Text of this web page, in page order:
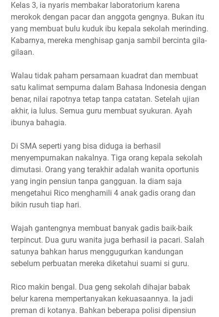
Kelas 3, ia nyaris membakar laboratorium karena
merokok dengan pacar dan anggota gengnya. Bukan itu
yang membuat bulu kuduk ibu kepala sekolah merinding.
Kabarnya, mereka menghisap ganja sambil bercinta gila-
gilaan.
Walau tidak paham persamaan kuadrat dan membuat
satu kalimat sempurna dalam Bahasa Indonesia dengan
benar, nilai rapotnya tetap tanpa catatan. Setelah ujian
akhir, ia lulus. Semua guru membuat syukuran. Ayah
ibunya bahagia.
Di SMA seperti yang bisa diduga ia berhasil
menyempurnakan nakalnya. Tiga orang kepala sekolah
dimutasi. Orang yang terakhir adalah wanita oportunis
yang ingin pensiun tanpa gangguan. Ia diam saja
mengetahui Rico menghamili 4 anak gadis orang dan
bikin rusuh tiap hari.
Wajah gantengnya membuat banyak gadis baik-baik
terpincut. Dua guru wanita juga berhasil ia pacari. Salah
satunya bahkan harus menggugurkan kandungan
sebelum perbuatan mereka diketahui suami si guru.
Rico makin bengal. Dua geng sekolah dihajar babak
belur karena mempertanyakan kekuasaannya. Ia jadi
preman di kotanya. Bahkan beberapa polisi dipensiun